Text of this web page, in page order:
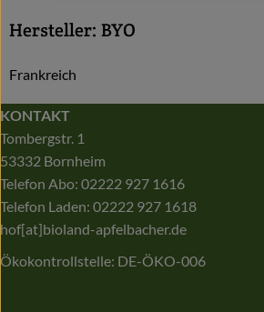
Hersteller: BYO
Frankreich
KONTAKT
Tombergstr. 1
53332 Bornheim
Telefon Abo: 02222 927 1616
Telefon Laden: 02222 927 1618
hof[at]bioland-apfelbacher.de
Ökokontrollstelle: DE-ÖKO-006